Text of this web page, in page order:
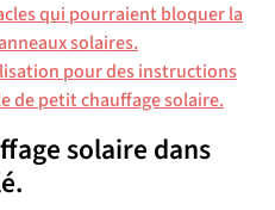
qui pourraient bloquer la
solaires.
pour des instructions
de petit chauffage solaire.
solaire dans